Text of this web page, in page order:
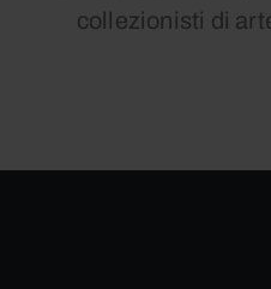
collezionisti di